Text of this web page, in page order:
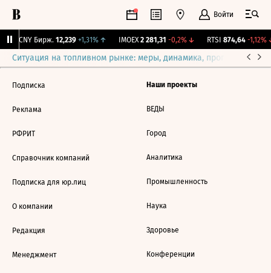
Войти
CNY Бирж. 12,239 +1,31%↑ IMOEX 2 281,31 -0,2%↓ RTSI 874,64 -1,12%↓
Ситуация на топливном рынке: меры, динамика, прогнозы
Подписка
Реклама
РФРИТ
Справочник компаний
Подписка для юр.лиц
О компании
Редакция
Менеджмент
Наши проекты
ВЕДЫ
Город
Аналитика
Промышленность
Наука
Здоровье
Конференции